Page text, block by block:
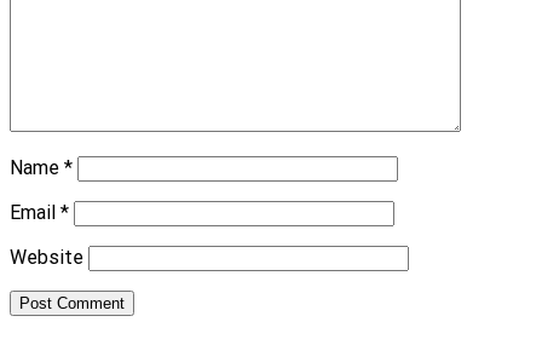
Name *
Email *
Website
Post Comment